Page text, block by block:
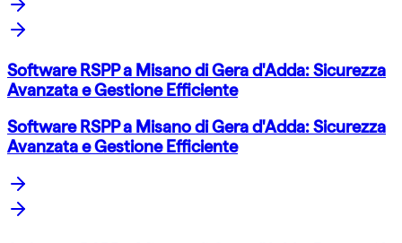
Software RSPP a Misano di Gera d'Adda: Sicurezza
Avanzata e Gestione Efficiente
Software RSPP a Misano di Gera d'Adda: Sicurezza
Avanzata e Gestione Efficiente